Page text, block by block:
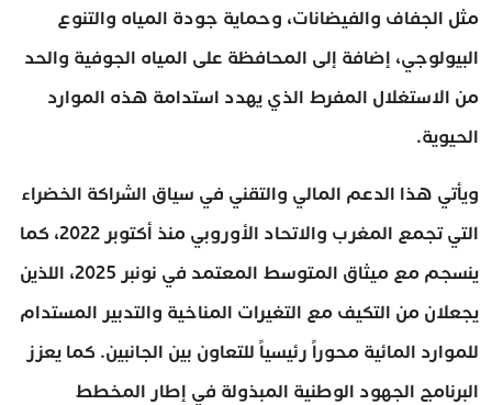
مثل الجفاف والفيضانات، وحماية جودة المياه والتنوع
البيولوجي، إضافة إلى المحافظة على المياه الجوفية والحد
من الاستغلال المفرط الذي يهدد استدامة هذه الموارد
الحيوية.
ويأتي هذا الدعم المالي والتقني في سياق الشراكة الخضراء
التي تجمع المغرب والاتحاد الأوروبي منذ أكتوبر 2022، كما
ينسجم مع ميثاق المتوسط المعتمد في نونبر 2025، اللذين
يجعلان من التكيف مع التغيرات المناخية والتدبير المستدام
للموارد المائية محوراً رئيسياً للتعاون بين الجانبين. كما يعزز
البرنامج الجهود الوطنية المبذولة في إطار المخطط